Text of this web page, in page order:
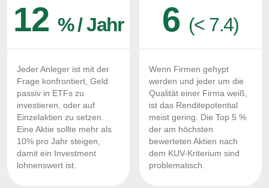
12 % / Jahr
Jeder Anleger ist mit der
Frage konfrontiert, Geld
passiv in ETFs zu
investieren, oder auf
Einzelaktien zu setzen.
Eine Aktie sollte mehr als
10% pro Jahr steigen,
damit ein Investment
lohnenswert ist.
6 (< 7.4)
Wenn Firmen gehypt
werden und jeder um die
Qualität einer Firma weiß,
ist das Renditepotential
meist gering. Die Top 5 %
der am höchsten
bewerteten Aktien nach
dem KUV-Kriterium sind
problematisch.